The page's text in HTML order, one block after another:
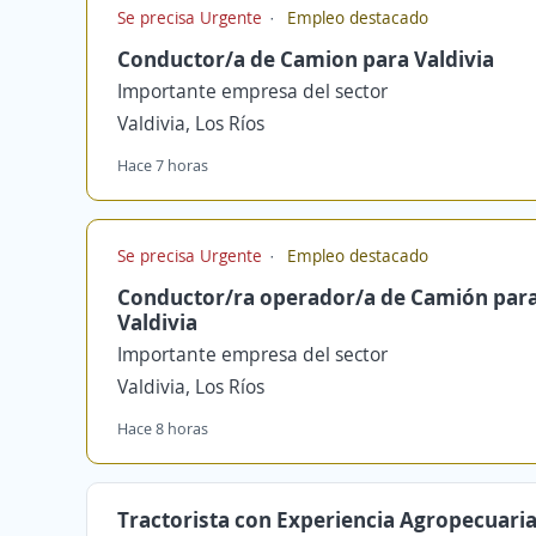
Se precisa Urgente Empleo destacado
Conductor/a de Camion para Valdivia
Importante empresa del sector
Valdivia, Los Ríos
Hace 7 horas
Se precisa Urgente Empleo destacado
Conductor/ra operador/a de Camión
Valdivia
Importante empresa del sector
Valdivia, Los Ríos
Hace 8 horas
Tractorista con Experiencia